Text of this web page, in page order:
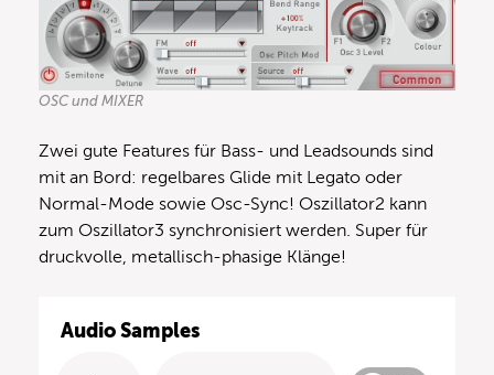
OSC und MIXER
Zwei gute Features für Bass- und Leadsounds sind
mit an Bord: regelbares Glide mit Legato oder
Normal-Mode sowie Osc-Sync! Oszillator2 kann
zum Oszillator3 synchronisiert werden. Super für
druckvolle, metallisch-phasige Klänge!
Audio Samples